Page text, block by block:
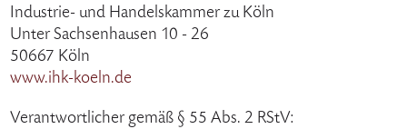
Industrie- und Handelskammer zu Köln
Unter Sachsenhausen 10 - 26
50667 Köln
www.ihk-koeln.de
Verantwortlicher gemäß § 55 Abs. 2 RStV: